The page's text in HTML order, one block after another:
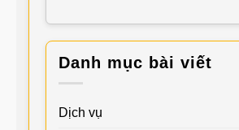
Danh mục bài viết
Dịch vụ